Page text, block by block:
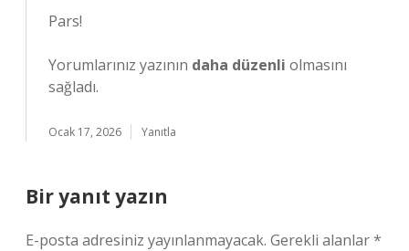
Pars!
Yorumlarınız yazının daha düzenli olmasını
sağladı.
Ocak 17, 2026 Yanıtla
Bir yanıt yazın
E-posta adresiniz yayınlanmayacak. Gerekli alanlar*